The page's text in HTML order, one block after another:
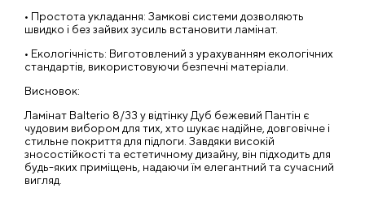
• Простота укладання: Замкові системи дозволяють
швидко і без зайвих зусиль встановити ламінат.
• Екологічність: Виготовлений з урахуванням екологічних
стандартів, використовуючи безпечні матеріали.
Висновок:
Ламінат Balterio 8/33 у відтінку Дуб бежевий Пантін є
чудовим вибором для тих, хто шукає надійне, довговічне і
стильне покриття для підлоги. Завдяки високій
зносостійкості та естетичному дизайну, він підходить для
будь-яких приміщень, надаючи їм елегантний та сучасний
вигляд.